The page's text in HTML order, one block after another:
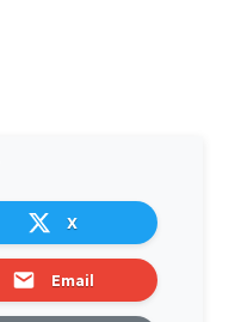
X
Email